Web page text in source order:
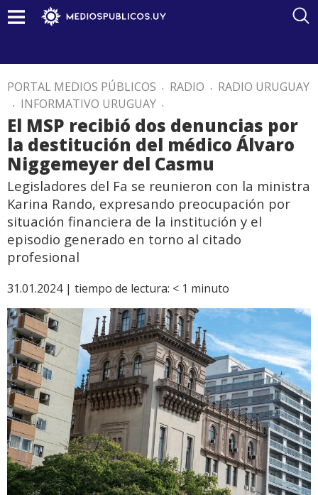
PORTAL MEDIOS PÚBLICOS . RADIO . RADIO URUGUAY
. INFORMATIVO URUGUAY .
El MSP recibió dos denuncias por
la destitución del médico Álvaro
Niggemeyer del Casmu
Legisladores del Fa se reunieron con la ministra
Karina Rando, expresando preocupación por
situación financiera de la institución y el
episodio generado en torno al citado
profesional
31.01.2024 | tiempo de lectura: < 1 minuto